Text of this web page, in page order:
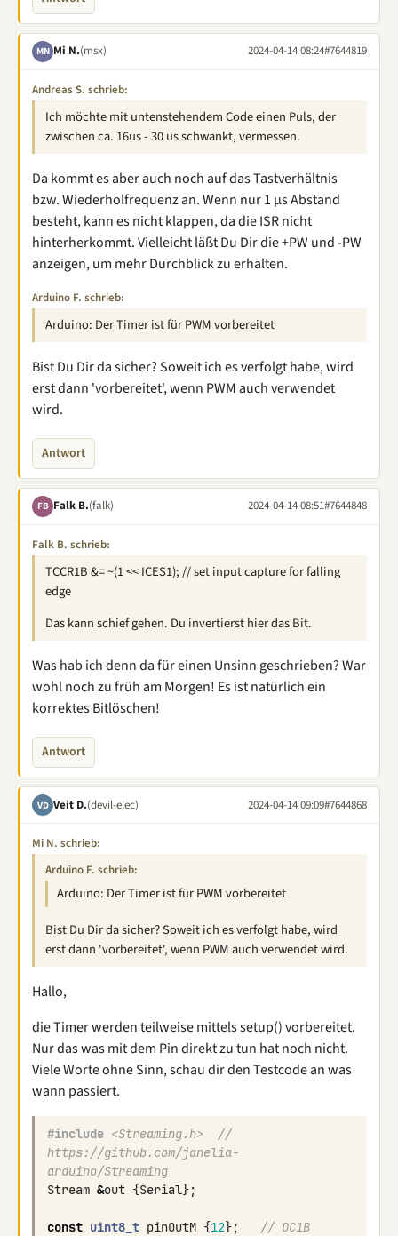
MN Mi N.(msx) 2024-04-14 08:24#7644819
Andreas S. schrieb:
Ich möchte mit untenstehendem Code einen Puls, der
zwischen ca. 16us - 30 us schwankt, vermessen.
Da kommt es aber auch noch auf das Tastverhältnis
bzw. Wiederholfrequenz an. Wenn nur 1 µs Abstand
besteht, kann es nicht klappen, da die ISR nicht
hinterherkommt. Vielleicht läßt Du Dir die +PW und -PW
anzeigen, um mehr Durchblick zu erhalten.
Arduino F. schrieb:
Arduino: Der Timer ist für PWM vorbereitet
Bist Du Dir da sicher? Soweit ich es verfolgt habe, wird
erst dann 'vorbereitet', wenn PWM auch verwendet
wird.
Antwort
FB Falk B.(falk) 2024-04-14 08:51#7644848
Falk B. schrieb:
TCCR1B &= ~(1 << ICES1); // set input capture for falling
edge
Das kann schief gehen. Du invertierst hier das Bit.
Was hab ich denn da für einen Unsinn geschrieben? War
wohl noch zu früh am Morgen! Es ist natürlich ein
korrektes Bitlöschen!
Antwort
VD Veit D.(devil-elec) 2024-04-14 09:09#7644868
Mi N. schrieb:
Arduino F. schrieb:
Arduino: Der Timer ist für PWM vorbereitet
Bist Du Dir da sicher? Soweit ich es verfolgt habe, wird
erst dann 'vorbereitet', wenn PWM auch verwendet wird.
Hallo,
die Timer werden teilweise mittels setup() vorbereitet.
Nur das was mit dem Pin direkt zu tun hat noch nicht.
Viele Worte ohne Sinn, schau dir den Testcode an was
wann passiert.
#include <Streaming.h>
  //
https://github.com/janelia-
arduino/Streaming
Stream &out {Serial};
const uint8_t pinOutM {12};
// OC1B